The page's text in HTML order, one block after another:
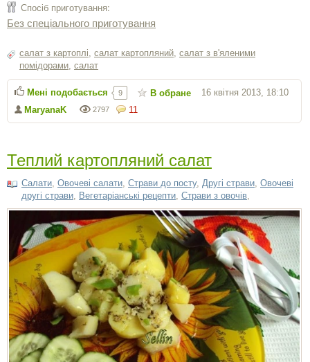
Спосіб приготування:
Без спеціального приготування
салат з картоплі, салат картопляний, салат з в'яленими
помідорами, салат
11
2797
MaryanaK
16 квітня 2013, 18:10
Мені подобається 9 В обране
Теплий картопляний салат
Салати, Овочеві салати, Страви до посту, Другі страви, Овочеві
другі страви, Вегетаріанські рецепти, Страви з овочів,